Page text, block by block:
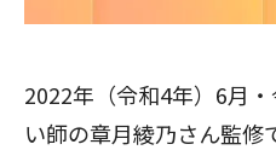
2022年（令和4年）6月
い師の章月綾乃さん監修